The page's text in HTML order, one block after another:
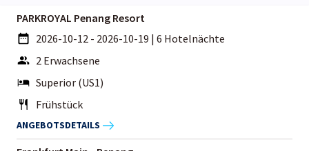
PARKROYAL Penang Resort
2026-10-12 - 2026-10-19 | 6 Hotelnächte
2 Erwachsene
Superior (US1)
Frühstück
ANGEBOTSDETAILS